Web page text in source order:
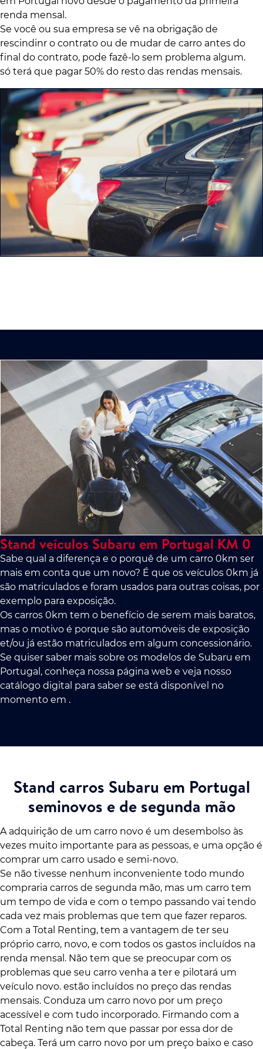
renda mensal.
Se você ou sua empresa se vê na obrigação de
rescindinr o contrato ou de mudar de carro antes do
final do contrato, pode fazê-lo sem problema algum.
só terá que pagar 50% do resto das rendas mensais.
Stand veículos Subaru em Portugal KM 0
Sabe qual a diferença e o porquê de um carro 0km ser
mais em conta que um novo? É que os veículos 0km já
são matriculados e foram usados para outras coisas, por
exemplo para exposição.
Os carros 0km tem o benefício de serem mais baratos,
mas o motivo é porque são automóveis de exposição
et/ou já estão matriculados em algum concessionário.
Se quiser saber mais sobre os modelos de Subaru em
Portugal, conheça nossa página web e veja nosso
catálogo digital para saber se está disponível no
momento em .
Stand carros Subaru em Portugal
seminovos e de segunda mão
A adquirição de um carro novo é um desembolso às
vezes muito importante para as pessoas, e uma opção é
comprar um carro usado e semi-novo.
Se não tivesse nenhum inconveniente todo mundo
compraria carros de segunda mão, mas um carro tem
um tempo de vida e com o tempo passando vai tendo
cada vez mais problemas que tem que fazer reparos.
Com a Total Renting, tem a vantagem de ter seu
próprio carro, novo, e com todos os gastos incluídos na
renda mensal. Não tem que se preocupar com os
problemas que seu carro venha a ter e pilotará um
veículo novo. estão incluídos no preço das rendas
mensais. Conduza um carro novo por um preço
acessível e com tudo incorporado. Firmando com a
Total Renting não tem que passar por essa dor de
cabeça. Terá um carro novo por um preço baixo e caso